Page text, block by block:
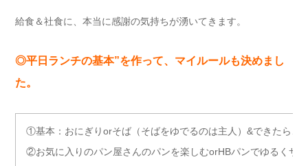
給食＆社食に、本当に感謝の気持ちが湧いてきます。
◎平日ランチの基本”を作って、マイルールも決めまし
た。
①基本：おにぎりorそば（そばをゆでるのは主人）&できたら、
②お気に入りのパン屋さんのパンを楽しむorHBパンでゆるくサ